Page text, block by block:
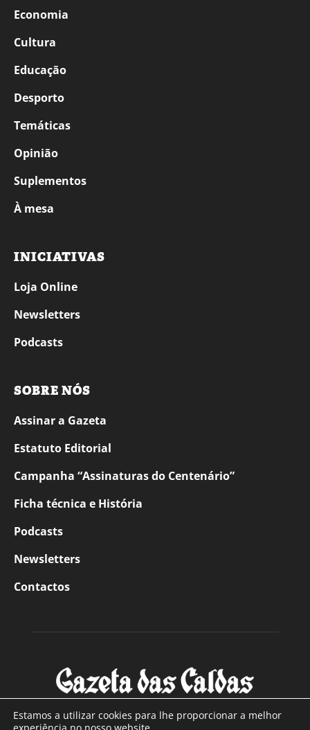
Economia
Cultura
Educação
Desporto
Temáticas
Opinião
Suplementos
À mesa
INICIATIVAS
Loja Online
Newsletters
Podcasts
SOBRE NÓS
Assinar a Gazeta
Estatuto Editorial
Campanha “Assinaturas do Centenário”
Ficha técnica e História
Podcasts
Newsletters
Contactos
Estamos a utilizar cookies para lhe proporcionar a melhor